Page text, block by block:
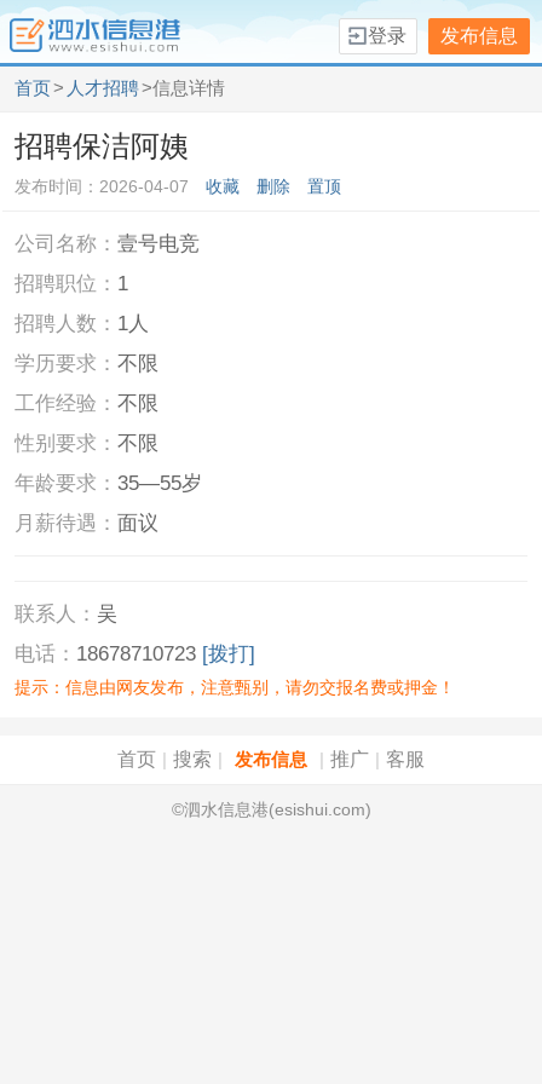
发布信息
登录
首页> 人才招聘>信息详情
招聘保洁阿姨
发布时间：2026-04-07 收藏 删除 置顶
公司名称：壹号电竞
招聘职位： 1
招聘人数： 1人
学历要求：不限
工作经验：不限
性别要求：不限
年龄要求：35—55岁
月薪待遇：面议
联系人： 吴
电话： 18678710723 [拨打]
提示：信息由网友发布，注意甄别，请勿交报名费或押金！
首页 搜索 发布信息 推广 客服
©泗水信息港(esishui.com)